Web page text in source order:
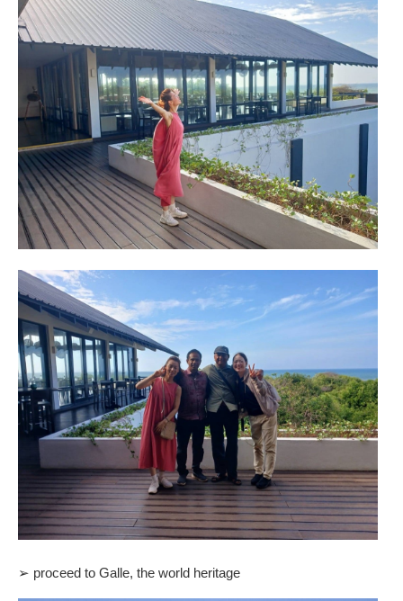
➢ proceed to Galle, the world heritage